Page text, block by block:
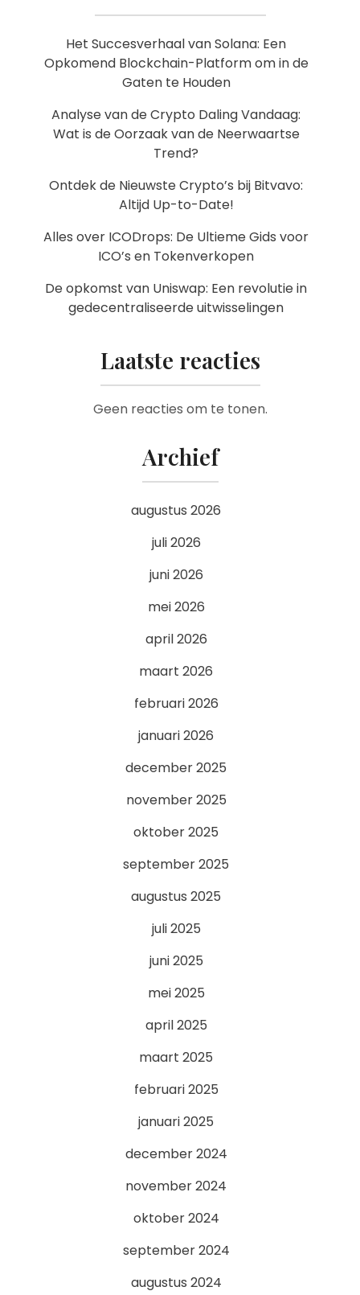
Het Succesverhaal van Solana: Een
Opkomend Blockchain-Platform om in de
Gaten te Houden
Analyse van de Crypto Daling Vandaag:
Wat is de Oorzaak van de Neerwaartse
Trend?
Ontdek de Nieuwste Crypto’s bij Bitvavo:
Altijd Up-to-Date!
Alles over ICODrops: De Ultieme Gids voor
ICO’s en Tokenverkopen
De opkomst van Uniswap: Een revolutie in
gedecentraliseerde uitwisselingen
Laatste reacties
Geen reacties om te tonen.
Archief
augustus 2026
juli 2026
juni 2026
mei 2026
april 2026
maart 2026
februari 2026
januari 2026
december 2025
november 2025
oktober 2025
september 2025
augustus 2025
juli 2025
juni 2025
mei 2025
april 2025
maart 2025
februari 2025
januari 2025
december 2024
november 2024
oktober 2024
september 2024
augustus 2024